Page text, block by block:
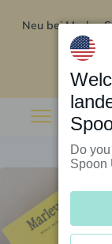
Neu bei Marley
Do
Spoon